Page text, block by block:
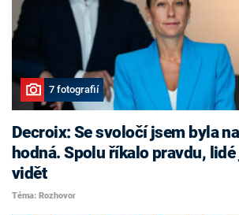
7 fotografií
Decroix: Se svoločí jsem byla
hodná. Spolu říkalo pravdu,
vidět
Téma: Rozhovor